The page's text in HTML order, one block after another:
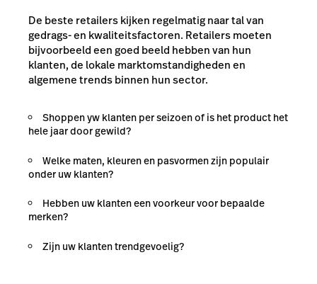
De beste retailers kijken regelmatig naar tal van
gedrags- en kwaliteitsfactoren. Retailers moeten
bijvoorbeeld een goed beeld hebben van hun
klanten, de lokale marktomstandigheden en
algemene trends binnen hun sector.
Shoppen yw klanten per seizoen of is het product het
hele jaar door gewild?
Welke maten, kleuren en pasvormen zijn populair
onder uw klanten?
Hebben uw klanten een voorkeur voor bepaalde
merken?
Zijn uw klanten trendgevoelig?